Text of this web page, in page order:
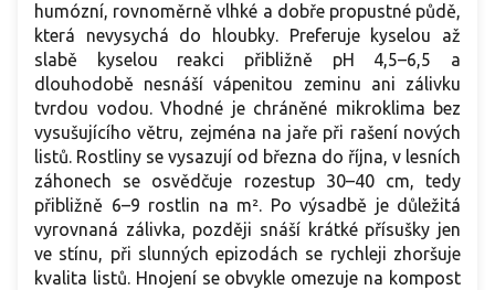
humózní, rovnoměrně vlhké a dobře propustné půdě,
která nevysychá do hloubky. Preferuje kyselou až
slabě kyselou reakci přibližně pH 4,5–6,5 a
dlouhodobě nesnáší vápenitou zeminu ani zálivku
tvrdou vodou. Vhodné je chráněné mikroklima bez
vysušujícího větru, zejména na jaře při rašení nových
listů. Rostliny se vysazují od března do října, v lesních
záhonech se osvědčuje rozestup 30–40 cm, tedy
přibližně 6–9 rostlin na m². Po výsadbě je důležitá
vyrovnaná zálivka, později snáší krátké přísušky jen
ve stínu, při slunných epizodách se rychleji zhoršuje
kvalita listů. Hnojení se obvykle omezuje na kompost